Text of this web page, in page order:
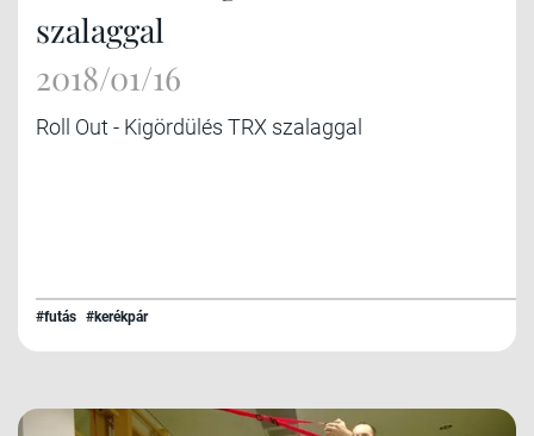
szalaggal
2018/01/16
Roll Out - Kigördülés TRX szalaggal
#futás #kerékpár